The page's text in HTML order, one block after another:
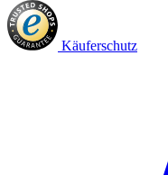
Käuferschutz